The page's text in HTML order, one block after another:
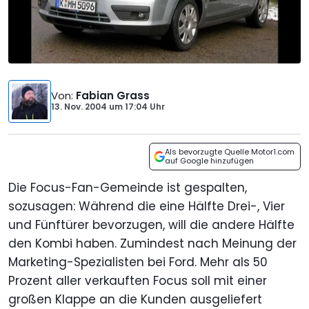
Von: Fabian Grass
13. Nov. 2004 um17:04 Uhr
Als bevorzugte Quelle Motor1.com
auf Google hinzufügen
Die Focus-Fan-Gemeinde ist gespalten,
sozusagen: Während die eine Hälfte Drei-, Vier
und Fünftürer bevorzugen, will die andere Hälfte
den Kombi haben. Zumindest nach Meinung der
Marketing-Spezialisten bei Ford. Mehr als 50
Prozent aller verkauften Focus soll mit einer
großen Klappe an die Kunden ausgeliefert